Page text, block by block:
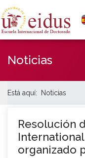
Noticias
Está aquí: Noticias
Resolución
organizado